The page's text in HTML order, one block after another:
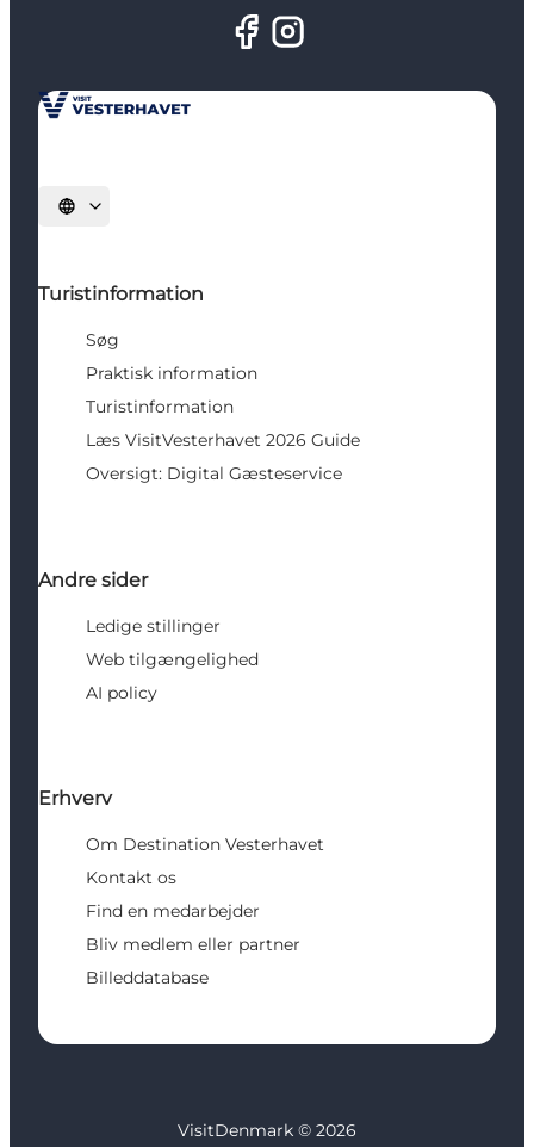
Vælg sprog
Turistinformation
Søg
Praktisk information
Turistinformation
Læs VisitVesterhavet 2026 Guide
Oversigt: Digital Gæsteservice
Andre sider
Ledige stillinger
Web tilgængelighed
AI policy
Erhverv
Om Destination Vesterhavet
Kontakt os
Find en medarbejder
Bliv medlem eller partner
Billeddatabase
VisitDenmark © 2026